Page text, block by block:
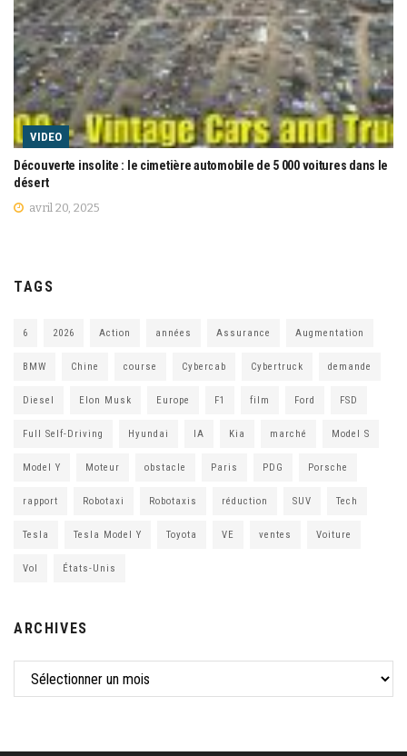
VIDEO
Découverte insolite : le cimetière automobile de 5 000 voitures dans le
désert
avril 20, 2025
TAGS
6 2026 Action années Assurance Augmentation
BMW Chine course Cybercab Cybertruck demande
Diesel Elon Musk Europe F1 film Ford FSD
Full Self-Driving Hyundai IA Kia marché Model S
Model Y Moteur obstacle Paris PDG Porsche
rapport Robotaxi Robotaxis réduction SUV Tech
Tesla Tesla Model Y Toyota VE ventes Voiture
Vol États-Unis
ARCHIVES